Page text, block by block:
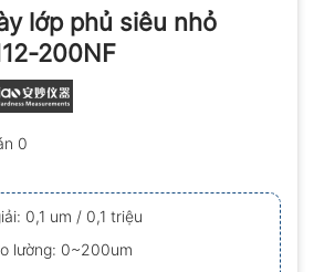
lớp phủ siêu nhỏ
200NF
0
0,1 um / 0,1 triệu
lường: 0~200um